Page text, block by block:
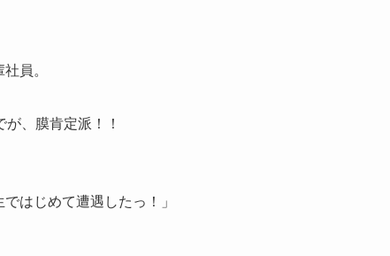
員。
、膜肯定派！！
はじめて遭遇したっ！」